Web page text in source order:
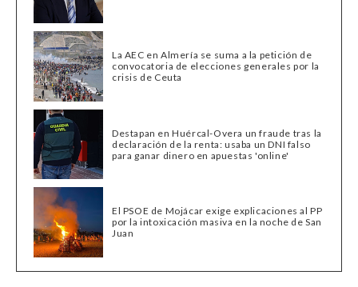
La AEC en Almería se suma a la petición de
convocatoria de elecciones generales por la
crisis de Ceuta
Destapan en Huércal-Overa un fraude tras la
declaración de la renta: usaba un DNI falso
para ganar dinero en apuestas 'online'
El PSOE de Mojácar exige explicaciones al PP
por la intoxicación masiva en la noche de San
Juan